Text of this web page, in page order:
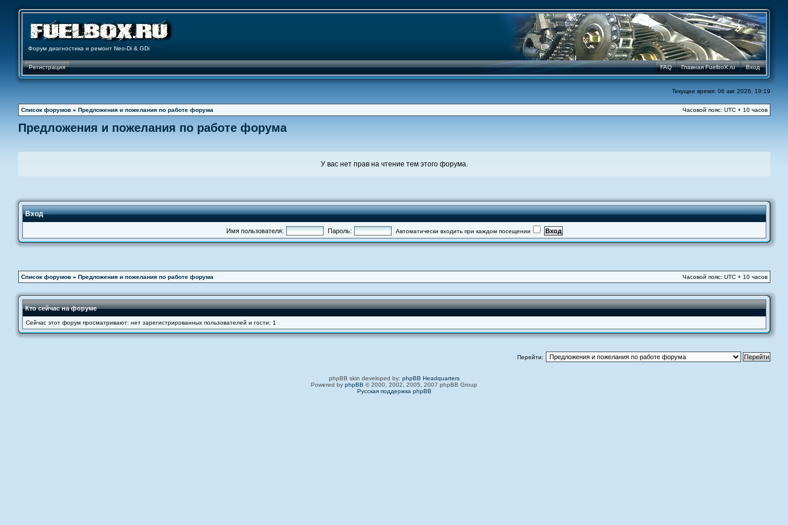
Форум диагностика и ремонт Neo-Di & GDi
Регистрация Вход
Главная FuelboX.ru
FAQ
Текущее время: 06 авг 2026, 19:19
Список форумов» Предложения и пожелания по работе форума Часовой пояс: UTC + 10 часов
Предложения и пожелания по работе форума
У вас нет прав на чтение тем этого форума.
Вход
Имя пользователя: Пароль: Автоматически входить при каждом посещении
Список форумов» Предложения и пожелания по работе форума Часовой пояс: UTC + 10 часов
Кто сейчас на форуме
Сейчас этот форум просматривают: нет зарегистрированных пользователей и гости: 1
Перейти:
phpBB skin developed by: phpBB Headquarters
Powered by phpBB © 2000, 2002, 2005, 2007 phpBB Group
Русская поддержка phpBB